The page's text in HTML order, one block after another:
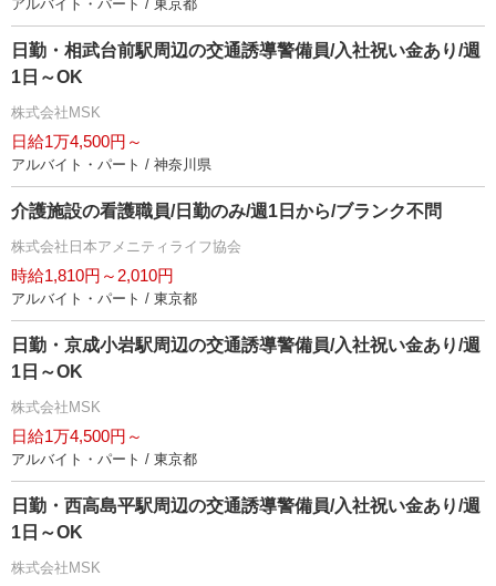
アルバイト・パート / 東京都
日勤・相武台前駅周辺の交通誘導警備員/入社祝い金あり/週
1日～OK
株式会社MSK
日給1万4,500円～
アルバイト・パート / 神奈川県
介護施設の看護職員/日勤のみ/週1日から/ブランク不問
株式会社日本アメニティライフ協会
時給1,810円～2,010円
アルバイト・パート / 東京都
日勤・京成小岩駅周辺の交通誘導警備員/入社祝い金あり/週
1日～OK
株式会社MSK
日給1万4,500円～
アルバイト・パート / 東京都
日勤・西高島平駅周辺の交通誘導警備員/入社祝い金あり/週
1日～OK
株式会社MSK